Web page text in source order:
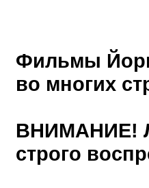
Фильмы
во многих
ВНИМАНИЕ!
строго